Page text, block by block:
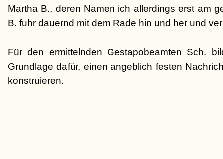
Martha B., deren Namen ich allerdings erst am
B. fuhr dauernd mit dem Rade hin und her und
Für den ermittelnden Gestapobeamten Sch.
Grundlage dafür, einen angeblich festen
konstruieren.